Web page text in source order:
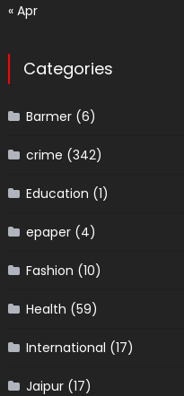
« Apr
Categories
Barmer(6)
crime (342)
Education (1)
epaper(4)
Fashion (10)
Health (59)
International (17)
Jaipur(17)